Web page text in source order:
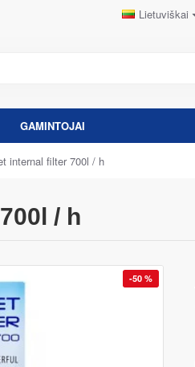
Lietuviškai
GAMINTOJAI
internal filter 700l / h
/ h
-50 %